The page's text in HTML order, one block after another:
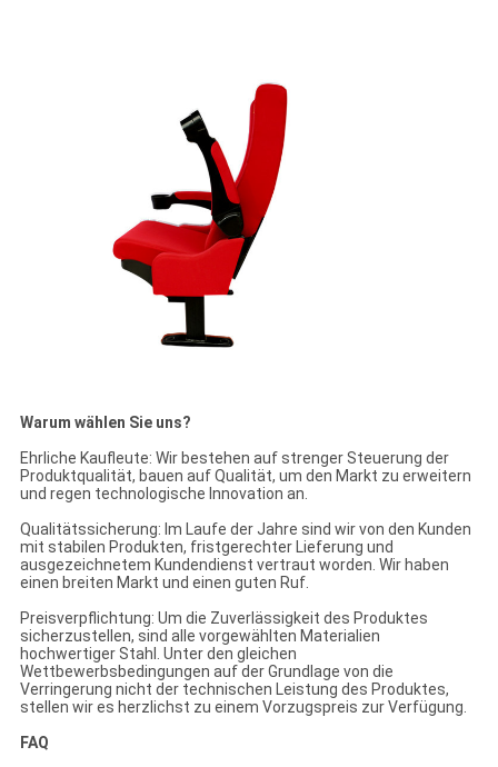
Warum wählen Sie uns?
Ehrliche Kaufleute: Wir bestehen auf strenger Steuerung der
Produktqualität, bauen auf Qualität, um den Markt zu erweitern
und regen technologische Innovation an.
Qualitätssicherung: Im Laufe der Jahre sind wir von den Kunden
mit stabilen Produkten, fristgerechter Lieferung und
ausgezeichnetem Kundendienst vertraut worden. Wir haben
einen breiten Markt und einen guten Ruf.
Preisverpflichtung: Um die Zuverlässigkeit des Produktes
sicherzustellen, sind alle vorgewählten Materialien
hochwertiger Stahl. Unter den gleichen
Wettbewerbsbedingungen auf der Grundlage von die
Verringerung nicht der technischen Leistung des Produktes,
stellen wir es herzlichst zu einem Vorzugspreis zur Verfügung.
FAQ